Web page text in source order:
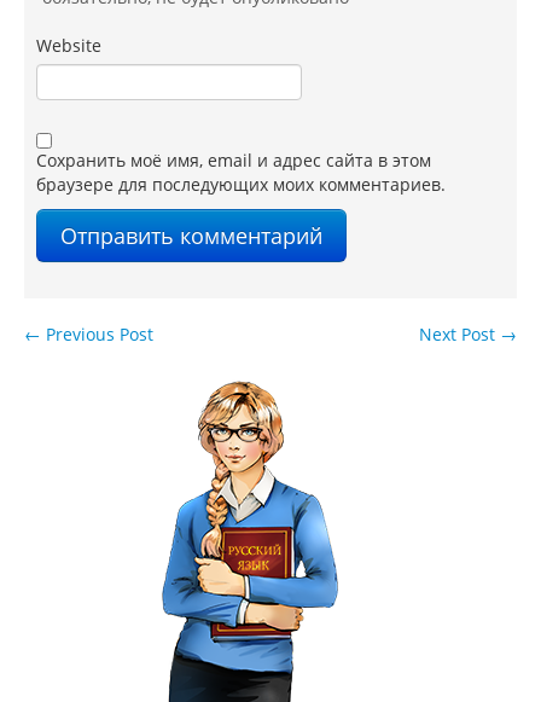
Website
Сохранить моё имя, email и адрес сайта в этом
браузере для последующих моих комментариев.
Next Post →
← Previous Post